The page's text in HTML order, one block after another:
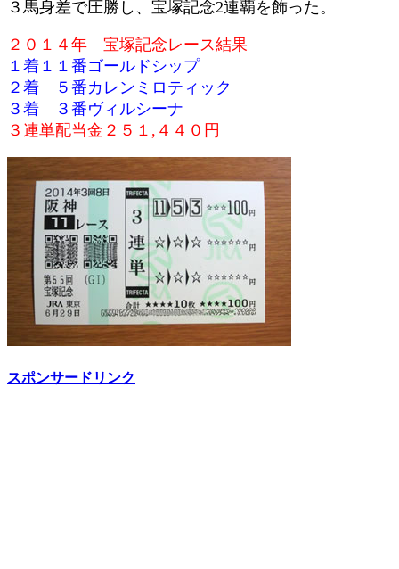
３馬身差で圧勝し、宝塚記念2連覇を飾った。
２０１４年 宝塚記念レース結果
１着１１番ゴールドシップ
２着 ５番カレンミロティック
３着 ３番ヴィルシーナ
３連単配当金２５１,４４０円
スポンサードリンク